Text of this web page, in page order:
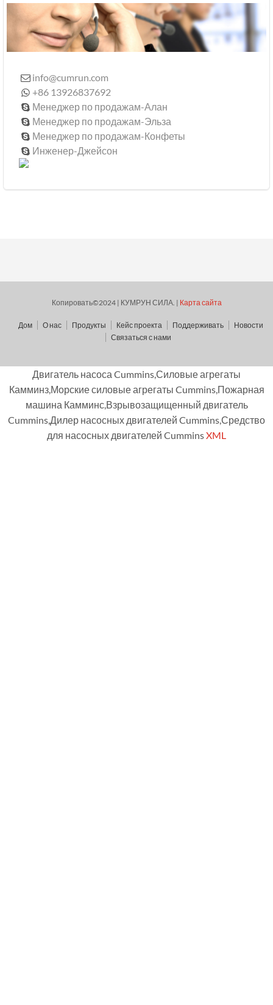
 info@cumrun.com
 +86 13926837692
 Менеджер по продажам-Алан
 Менеджер по продажам-Эльза
 Менеджер по продажам-Конфеты
 Инженер-Джейсон
Копировать©2024 | КУМРУН СИЛА. | Карта сайта
Дом О нас Продукты Кейс проекта Поддерживать
Новости
Связаться с нами
Двигатель насоса Cummins,Силовые агрегаты
Камминз,Морские силовые агрегаты Cummins,Пожарная
машина Камминс,Взрывозащищенный двигатель
Cummins,Дилер насосных двигателей Cummins,Средство
для насосных двигателей CumminsXML